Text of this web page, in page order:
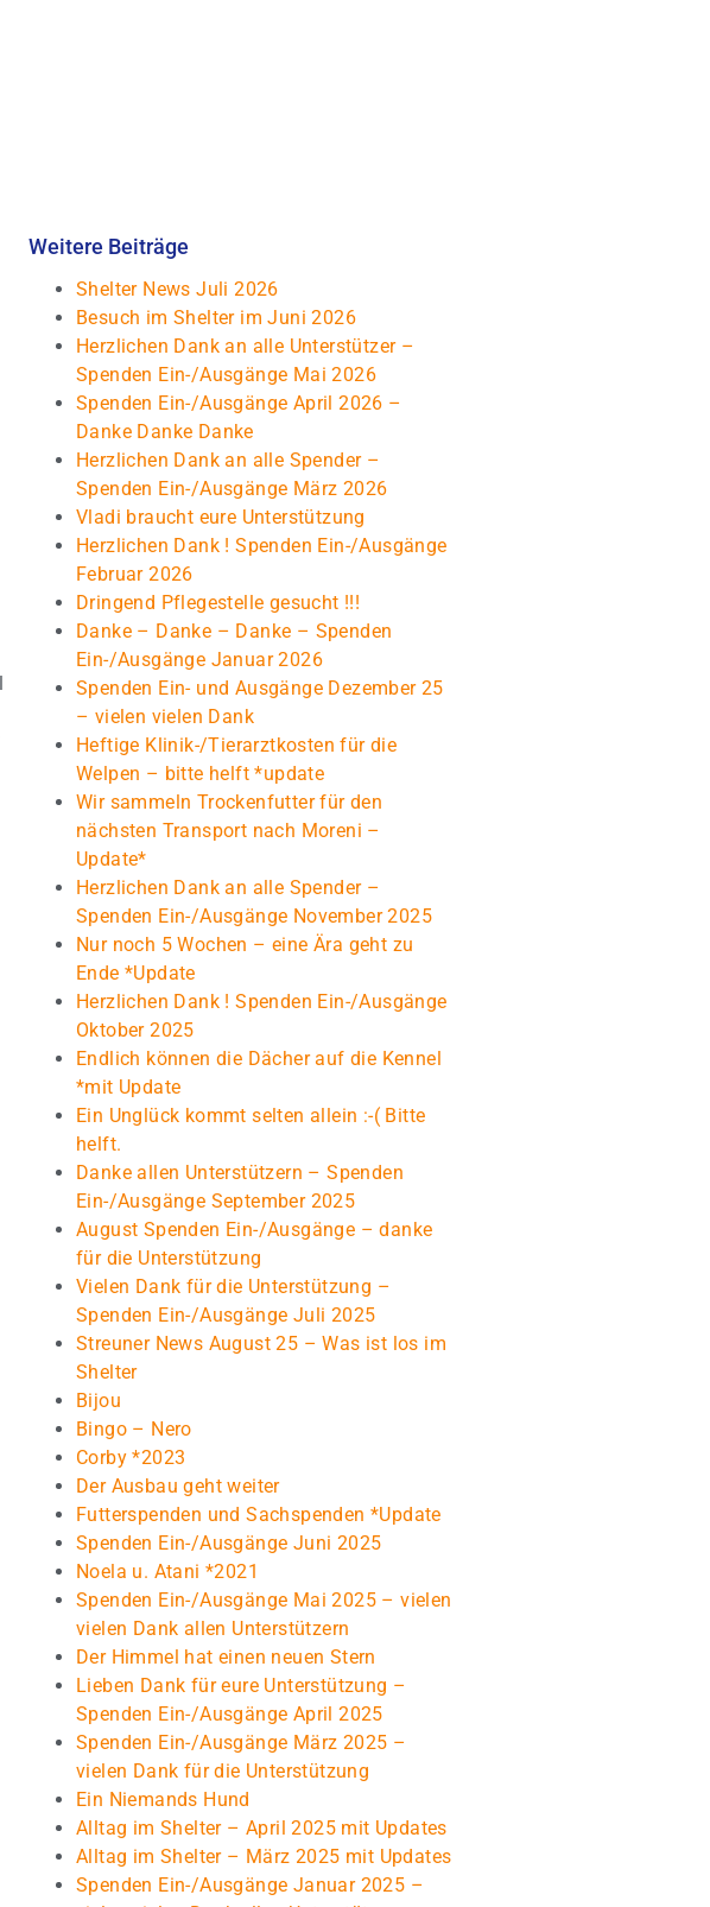
Weitere Beiträge
Shelter News Juli 2026
Besuch im Shelter im Juni 2026
Herzlichen Dank an alle Unterstützer –
Spenden Ein-/Ausgänge Mai 2026
Spenden Ein-/Ausgänge April 2026 –
Danke Danke Danke
Herzlichen Dank an alle Spender –
Spenden Ein-/Ausgänge März 2026
Vladi braucht eure Unterstützung
Herzlichen Dank ! Spenden Ein-/Ausgänge
Februar 2026
Dringend Pflegestelle gesucht !!!
Danke – Danke – Danke – Spenden
Ein-/Ausgänge Januar 2026
Spenden Ein- und Ausgänge Dezember 25
– vielen vielen Dank
Heftige Klinik-/Tierarztkosten für die
Welpen – bitte helft *update
Wir sammeln Trockenfutter für den
nächsten Transport nach Moreni –
Update*
Herzlichen Dank an alle Spender –
Spenden Ein-/Ausgänge November 2025
Nur noch 5 Wochen – eine Ära geht zu
Ende *Update
Herzlichen Dank ! Spenden Ein-/Ausgänge
Oktober 2025
Endlich können die Dächer auf die Kennel
*mit Update
Ein Unglück kommt selten allein :-( Bitte
helft.
Danke allen Unterstützern – Spenden
Ein-/Ausgänge September 2025
August Spenden Ein-/Ausgänge – danke
für die Unterstützung
Vielen Dank für die Unterstützung –
Spenden Ein-/Ausgänge Juli 2025
Streuner News August 25 – Was ist los im
Shelter
Bijou
Bingo – Nero
Corby *2023
Der Ausbau geht weiter
Futterspenden und Sachspenden *Update
Spenden Ein-/Ausgänge Juni 2025
Noela u. Atani *2021
Spenden Ein-/Ausgänge Mai 2025 – vielen
vielen Dank allen Unterstützern
Der Himmel hat einen neuen Stern
Lieben Dank für eure Unterstützung –
Spenden Ein-/Ausgänge April 2025
Spenden Ein-/Ausgänge März 2025 –
vielen Dank für die Unterstützung
Ein Niemands Hund
Alltag im Shelter – April 2025 mit Updates
Alltag im Shelter – März 2025 mit Updates
Spenden Ein-/Ausgänge Januar 2025 –